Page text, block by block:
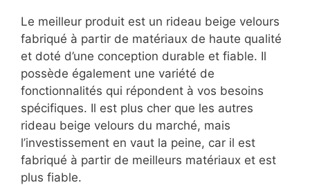
Le meilleur produit est un rideau beige velours
fabriqué à partir de matériaux de haute qualité
et doté d’une conception durable et fiable. Il
possède également une variété de
fonctionnalités qui répondent à vos besoins
spécifiques. Il est plus cher que les autres
rideau beige velours du marché, mais
l’investissement en vaut la peine, car il est
fabriqué à partir de meilleurs matériaux et est
plus fiable.